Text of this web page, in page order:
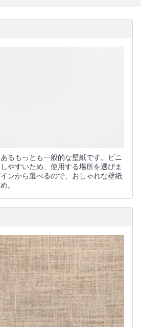
るもっとも一般的な壁紙です。ビニ
やすいため、使用する場所を選びま
ンから選べるので、おしゃれな壁紙
。